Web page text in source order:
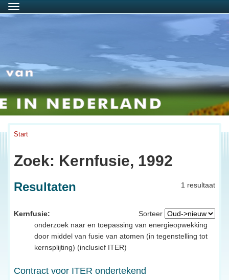
Menu
Start
Zoek: Kernfusie, 1992
1 resultaat
Resultaten
Sorteer
Kernfusie:
onderzoek naar en toepassing van energieopwekking
door middel van fusie van atomen (in tegenstelling tot
kernsplijting) (inclusief ITER)
Contract voor ITER ondertekend